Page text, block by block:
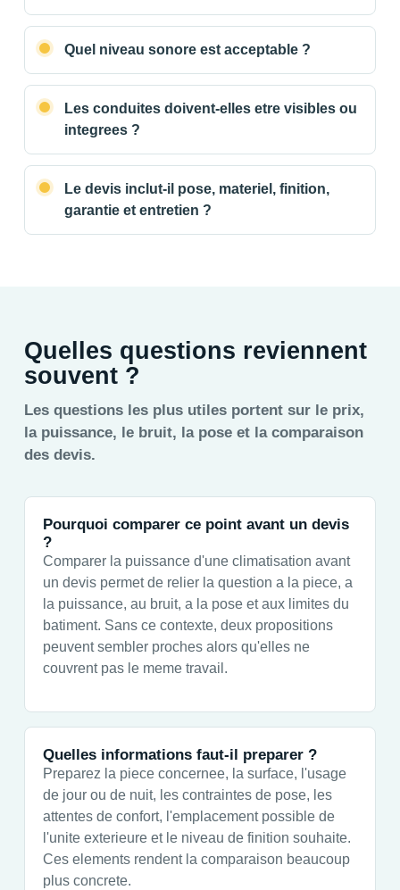
Quel niveau sonore est acceptable ?
Les conduites doivent-elles etre visibles ou
integrees ?
Le devis inclut-il pose, materiel, finition,
garantie et entretien ?
Quelles questions reviennent
souvent ?
Les questions les plus utiles portent sur le prix,
la puissance, le bruit, la pose et la comparaison
des devis.
Pourquoi comparer ce point avant un devis
?
Comparer la puissance d'une climatisation avant
un devis permet de relier la question a la piece, a
la puissance, au bruit, a la pose et aux limites du
batiment. Sans ce contexte, deux propositions
peuvent sembler proches alors qu'elles ne
couvrent pas le meme travail.
Quelles informations faut-il preparer ?
Preparez la piece concernee, la surface, l'usage
de jour ou de nuit, les contraintes de pose, les
attentes de confort, l'emplacement possible de
l'unite exterieure et le niveau de finition souhaite.
Ces elements rendent la comparaison beaucoup
plus concrete.